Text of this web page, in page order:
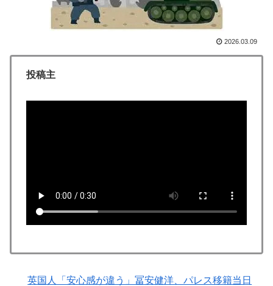
韓国人「不適切接待疑惑、2002年イタリア・スペイン
戦で『韓国に奪われた』と欧州の大手メディアが一斉に
▶ 韓国人「韓国サッカー協会の性接待報道、海外でも大騒
ぎに・・・2002年W杯4強の記録取り消しの声も」
「国民や国が築いた国格をサッカー選手が足で蹴り飛ば
「若者票を集めたいんだろうな」「任天堂の法務部隊が
出てくるぞ」
ち歩きな小咄 ～学習の仕方を学習しよう～
▶ 【海外の反応】中国がAI開発の主導権を握りつつあるよ
2026.03.09
投稿主
英国人「安心感が違う」冨安健洋、パレス移籍当日